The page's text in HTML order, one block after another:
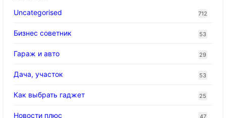
Uncategorised
712
Бизнес советник 53
Гараж и авто 29
Дача, участок 53
Как выбрать гаджет 25
Новости плюс 47